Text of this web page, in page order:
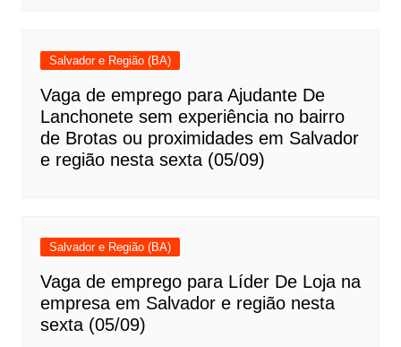
Salvador e Região (BA)
Vaga de emprego para Ajudante De
Lanchonete sem experiência no bairro
de Brotas ou proximidades em Salvador
e região nesta sexta (05/09)
Salvador e Região (BA)
Vaga de emprego para Líder De Loja na
empresa em Salvador e região nesta
sexta (05/09)